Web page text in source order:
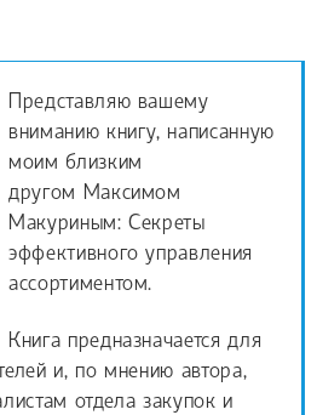
Представляю вашему
вниманию книгу, написанную
моим близким
другом Максимом
Макуриным: Секреты
эффективного управления
ассортиментом.
Книга предназначается для
и, по мнению автора,
отдела закупок и